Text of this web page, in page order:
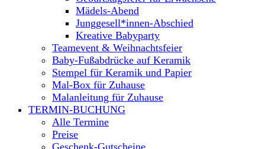
Mädels-Abend
Junggesell*innen-Abschied
Kreative Babyparty
Teamevent & Weihnachtsfeier
Baby-Fußabdrücke auf Keramik
Stempel für Keramik und Papier
Mal-Box für Zuhause
Malanleitung für Zuhause
TERMIN-BUCHUNG
Alle Termine
Preise
Geschenk-Gutscheine